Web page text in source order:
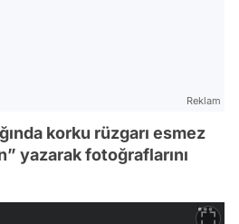
Reklam
korku rüzgarı esmez
yazarak fotoğraflarını